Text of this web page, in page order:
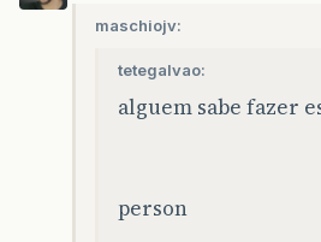
maschiojv:
tetegalvao:
alguem sabe fazer
person